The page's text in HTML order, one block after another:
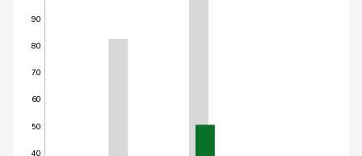
40
50
60
70
80
90